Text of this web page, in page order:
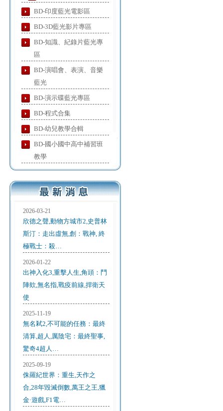
BD-印度藍光電影區
BD-3D藍光影片專區
BD-知識、紀錄片藍光專
區
BD-演唱會、表演、音樂
藍光
BD-演示碟藍光專區
BD-程式合集
BD-幼兒教學合輯
BD-國小國中高中補習班
教學
2026-03-21
欣德之聲,動物方城市2,史普林
斯汀：走出虛無,創：戰神, 終
極戰士：殺…
2026-01-22
出神入化3,重擊人生,角頭：鬥
陣欸,無名指,戰疫前線,捍衛天
使
2025-11-19
無名弒2,不可能的任務：最終
清算,超人,厲陰宅：最終聖事,
驚奇4超人…
2025-09-19
侏羅紀世界：重生,天作之
合,28年毀滅倒數,萬王之王,獵
金·遊戲,F1電…